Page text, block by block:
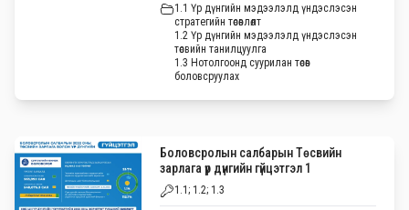
1.1 Үр дүнгийн мэдээлэлд үндэслэсэн
стратегийн төсөвлөлт
1.2 Үр дүнгийн мэдээлэлд үндэслэсэн
төсвийн танилцуулга
1.3 Нотолгоонд суурилан төсөв
боловсруулах
Боловсролын салбарын Төсвийн
зарлага үр дүнгийн гүйцэтгэл 1
1.1; 1.2; 1.3